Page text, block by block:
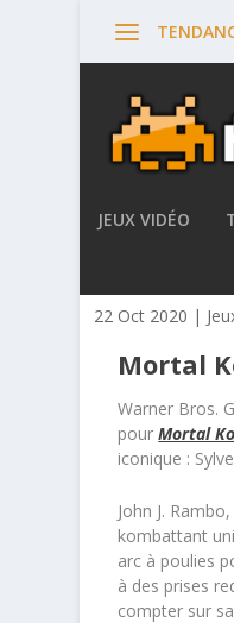
JEUX VIDÉO
22 Oct 2020 |
Mortal
Warner Bros.
pourMortal
iconique :
John J.
kombattant
arc à poulies
à des prises
compter sur